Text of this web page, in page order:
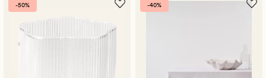
-50% -40%